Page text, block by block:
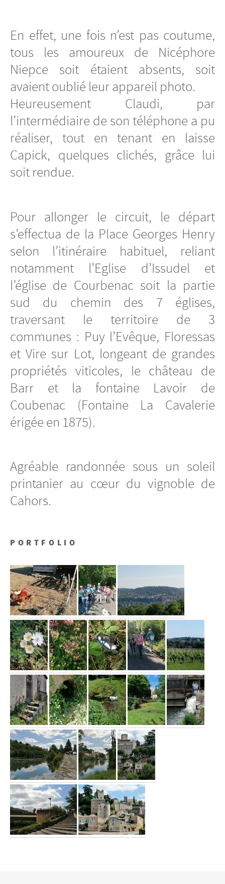
En effet, une fois n’est pas coutume,
tous les amoureux de Nicéphore
Niepce soit étaient absents, soit
avaient oublié leur appareil photo.
Heureusement Claudi, par
l’intermédiaire de son téléphone a pu
réaliser, tout en tenant en laisse
Capick, quelques clichés, grâce lui
soit rendue.
Pour allonger le circuit, le départ
s’effectua de la Place Georges Henry
selon l’itinéraire habituel, reliant
notamment l’Eglise d’Issudel et
l’église de Courbenac soit la partie
sud du chemin des 7 églises,
traversant le territoire de 3
communes : Puy l’Evêque, Floressas
et Vire sur Lot, longeant de grandes
propriétés viticoles, le château de
Barr et la fontaine Lavoir de
Coubenac (Fontaine La Cavalerie
érigée en 1875).
Agréable randonnée sous un soleil
printanier au cœur du vignoble de
Cahors.
PORTFOLIO